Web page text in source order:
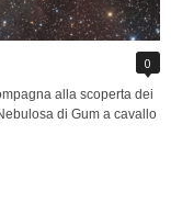
0
alla scoperta dei
di Gum a cavallo